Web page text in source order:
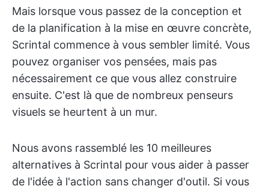
Mais lorsque vous passez de la conception et
de la planification à la mise en œuvre concrète,
Scrintal commence à vous sembler limité. Vous
pouvez organiser vos pensées, mais pas
nécessairement ce que vous allez construire
ensuite. C'est là que de nombreux penseurs
visuels se heurtent à un mur.
Nous avons rassemblé les 10 meilleures
alternatives à Scrintal pour vous aider à passer
de l'idée à l'action sans changer d'outil. Si vous